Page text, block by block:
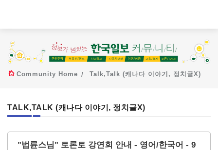
Community Home Talk,Talk (캐나다 이야기, 정치글X)
TALK,TALK (캐나다 이야기, 정치글X)
"법륜스님" 토론토 강연회 안내 - 영어/한국어 - 9